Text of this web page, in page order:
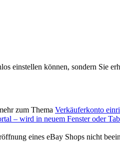
einstellen können, sondern Sie
zum Thema Verkäuferkonto
– wird in neuem Fenster oder
eines eBay Shops nicht